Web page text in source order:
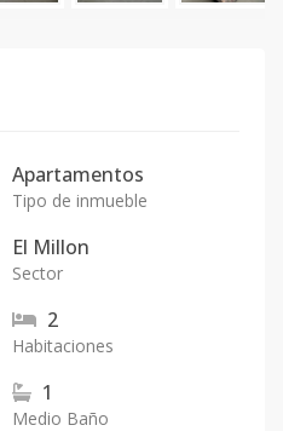
Apartamentos
Tipo de inmueble
El Millon
Sector
2
Habitaciones
1
Medio Baño